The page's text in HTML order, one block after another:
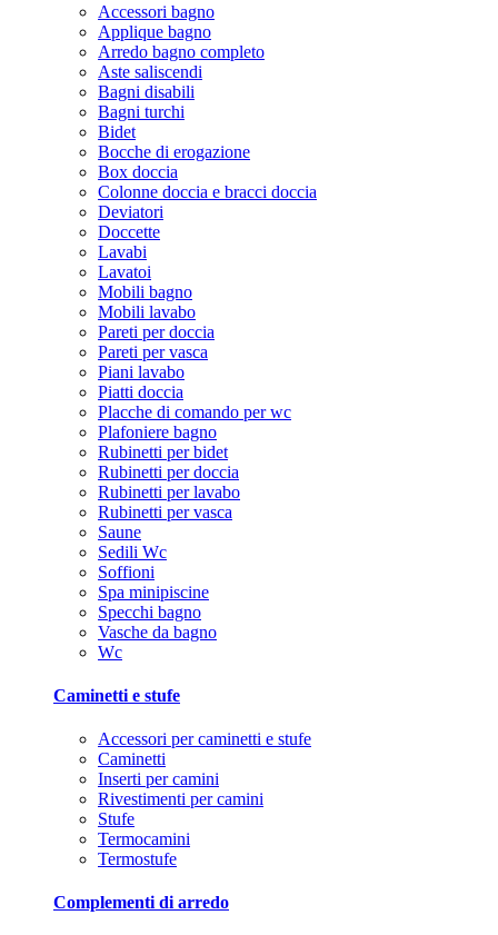
Accessori bagno
Applique bagno
Arredo bagno completo
Aste saliscendi
Bagni disabili
Bagni turchi
Bidet
Bocche di erogazione
Box doccia
Colonne doccia e bracci doccia
Deviatori
Doccette
Lavabi
Lavatoi
Mobili bagno
Mobili lavabo
Pareti per doccia
Pareti per vasca
Piani lavabo
Piatti doccia
Placche di comando per wc
Plafoniere bagno
Rubinetti per bidet
Rubinetti per doccia
Rubinetti per lavabo
Rubinetti per vasca
Saune
Sedili Wc
Soffioni
Spa minipiscine
Specchi bagno
Vasche da bagno
Wc
Caminetti e stufe
Accessori per caminetti e stufe
Caminetti
Inserti per camini
Rivestimenti per camini
Stufe
Termocamini
Termostufe
Complementi di arredo